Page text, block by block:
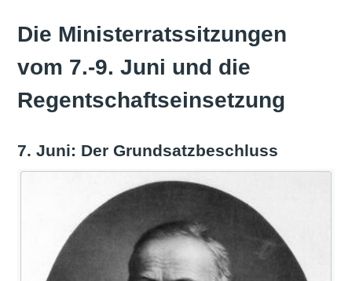
Die Ministerratssitzungen
vom 7.-9. Juni und die
Regentschaftseinsetzung
7. Juni: Der Grundsatzbeschluss